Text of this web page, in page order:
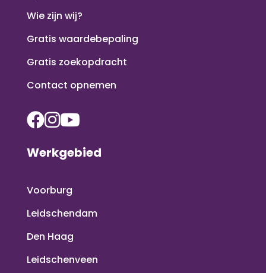
Wie zijn wij?
Gratis waardebepaling
Gratis zoekopdracht
Contact opnemen
Werkgebied
Voorburg
Leidschendam
Den Haag
Leidschenveen